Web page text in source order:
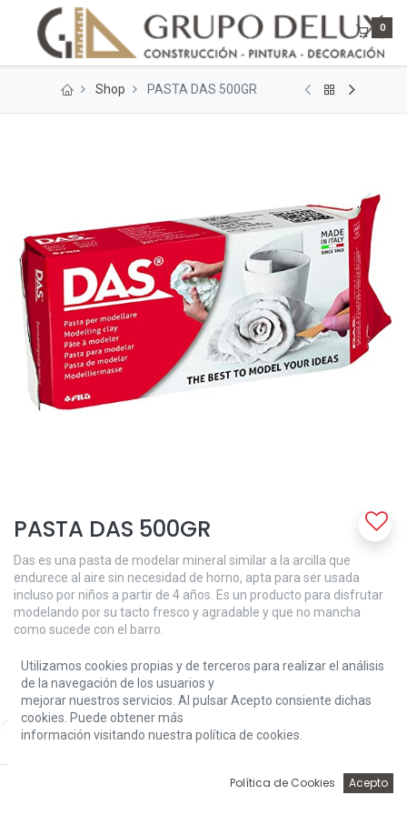
Price:
Add to Cart
0
Shop PASTA DAS 500GR
PASTA DAS 500GR
Das es una pasta de modelar mineral similar a la arcilla que
endurece al aire sin necesidad de horno, apta para ser usada
incluso por niños a partir de 4 años. Es un producto para disfrutar
modelando por su tacto fresco y agradable y que no mancha
como sucede con el barro.
3,49€
Utilizamos cookies propias y de terceros para realizar el análisis
de la navegación de los usuarios y
mejorar nuestros servicios. Al pulsar Acepto consiente dichas
cookies. Puede obtener más
información visitando nuestra política de cookies.
Política de Cookies Acepto